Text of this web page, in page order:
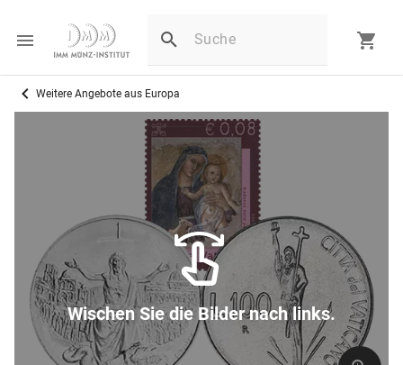
Weitere Angebote aus Europa
Wischen Sie die Bilder nach links.